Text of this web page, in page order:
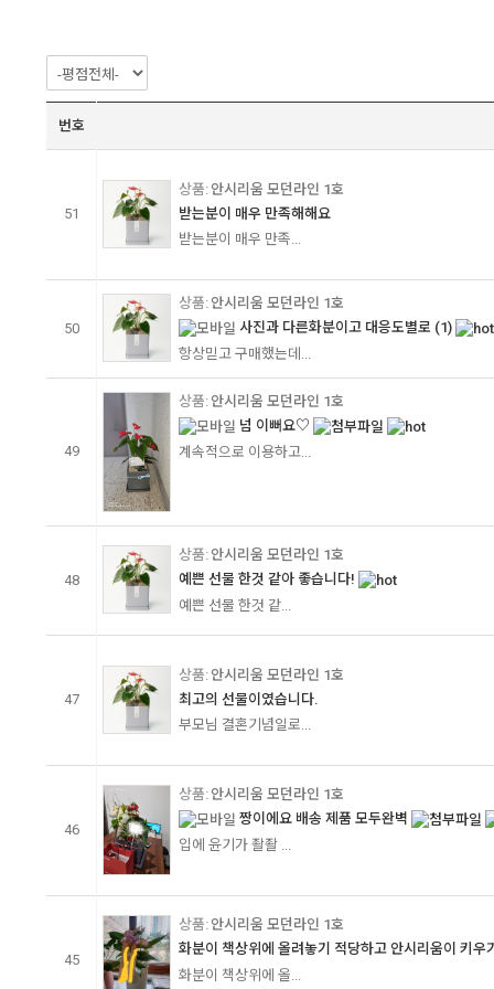
번호
51
안시리움 모던라인 1호
받는분이 매우 만족해해요
받는분이 매우 만족...
50
안시리움 모던라인 1호
사진과 다른화분이고 대응도별로 (1)
항상믿고 구매했는데...
49
안시리움 모던라인 1호
넘 이뻐요♡
계속적으로 이용하고...
48
안시리움 모던라인 1호
예쁜 선물 한것 같아 좋습니다!
예쁜 선물 한것 같...
47
안시리움 모던라인 1호
최고의 선물이였습니다.
부모님 결혼기념일로...
46
안시리움 모던라인 1호
짱이에요 배송 제품 모두완벽
입에 윤기가 좔좔 ...
45
안시리움 모던라인 1호
화분이 책상위에 올려놓기 적당하고 안시리움이 키
화분이 책상위에 올...